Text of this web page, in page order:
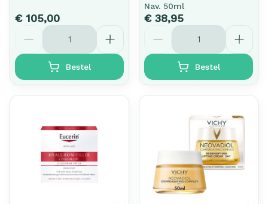
€ 105,00
Aantal
Bestel
Nav. 50ml
€ 38,95
Aantal
Bestel